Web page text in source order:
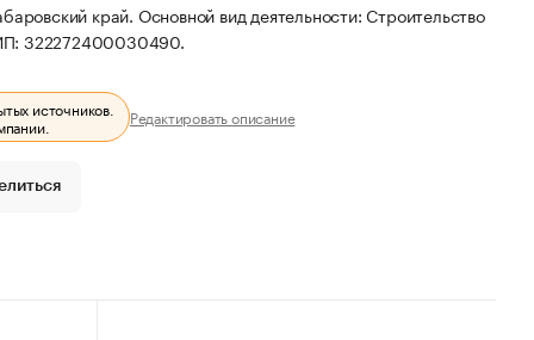
край. Основной вид деятельности: Строительство
322272400030490.
источников.
Редактировать описание